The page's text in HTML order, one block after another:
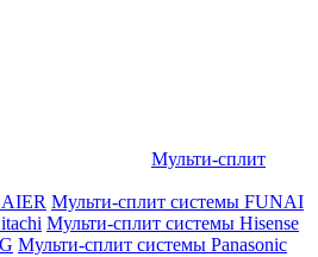
Мульти-сплит
Мульти-сплит системы FUNAI
Мульти-сплит системы Hisense
Мульти-сплит системы Panasonic